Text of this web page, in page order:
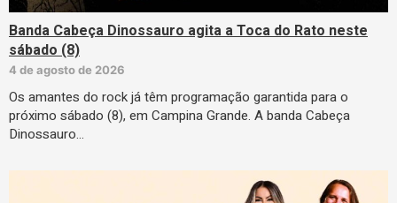
Banda Cabeça Dinossauro agita a Toca do Rato neste
sábado (8)
4 de agosto de 2026
Os amantes do rock já têm programação garantida para o
próximo sábado (8), em Campina Grande. A banda Cabeça
Dinossauro…